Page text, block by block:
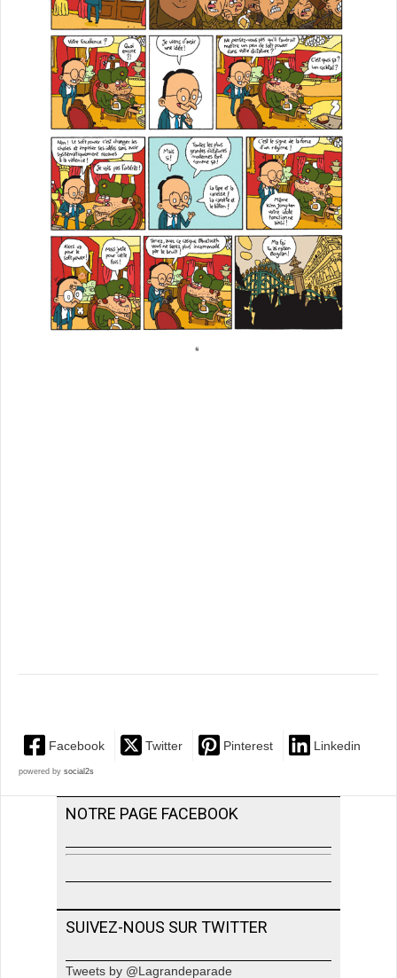
Facebook Twitter Pinterest Linkedin
powered by social2s
NOTRE PAGE FACEBOOK
SUIVEZ-NOUS SUR TWITTER
Tweets by @Lagrandeparade